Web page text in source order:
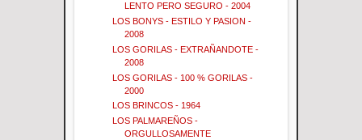
LENTO PERO SEGURO - 2004
LOS BONYS - ESTILO Y PASION -
2008
LOS GORILAS - EXTRAÑANDOTE -
2008
LOS GORILAS - 100 % GORILAS -
2000
LOS BRINCOS - 1964
LOS PALMAREÑOS -
ORGULLOSAMENTE